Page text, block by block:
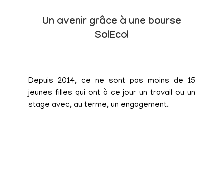
Un avenir grâce à une bourse
SolEcol
Depuis 2014, ce ne sont pas moins de 15
jeunes filles qui ont à ce jour un travail ou un
stage avec, au terme, un engagement.